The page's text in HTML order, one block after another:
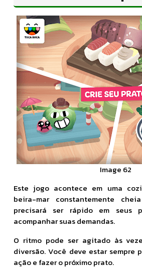
Image 62
Este jogo acontece em uma
beira-mar constantemente
precisará ser rápido em seus
acompanhar suas demandas.
O ritmo pode ser agitado às
diversão. Você deve estar sempre
ação e fazer o próximo prato.